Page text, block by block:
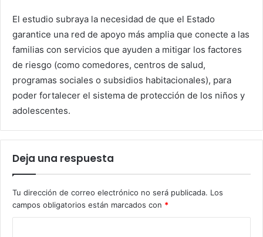
El estudio subraya la necesidad de que el Estado
garantice una red de apoyo más amplia que conecte a las
familias con servicios que ayuden a mitigar los factores
de riesgo (como comedores, centros de salud,
programas sociales o subsidios habitacionales), para
poder fortalecer el sistema de protección de los niños y
adolescentes.
Deja una respuesta
Tu dirección de correo electrónico no será publicada. Los
campos obligatorios están marcados con *